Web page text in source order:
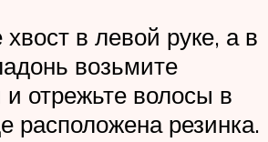
в левой руке, а в
возьмите
отрежьте волосы в
расположена резинка.